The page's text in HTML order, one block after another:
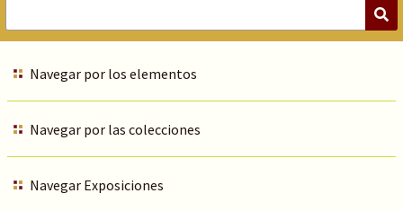
Navegar por los elementos
Navegar por las colecciones
Navegar Exposiciones